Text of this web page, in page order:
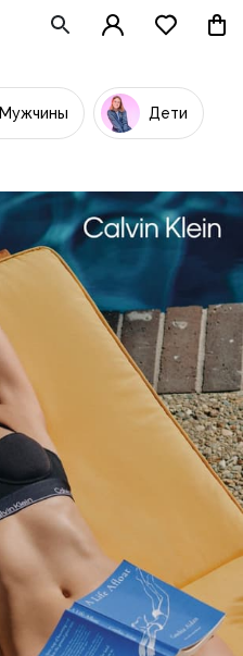
Мужчины Дети